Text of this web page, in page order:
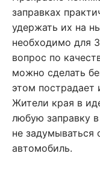
заправках
удержать их на
необходимо для
вопрос по
можно сделать
этом пострадает
Жители края в
любую заправку
не задумываться
автомобиль.